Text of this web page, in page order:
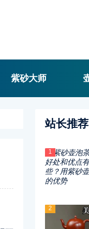
紫砂大师
站长推荐
1
2